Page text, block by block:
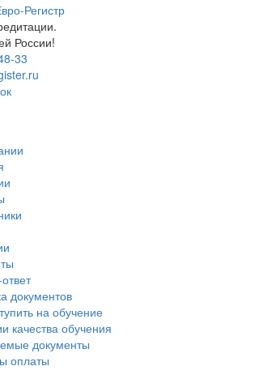
России!
33
документов
на обучение
качества обучения
документы
оплаты